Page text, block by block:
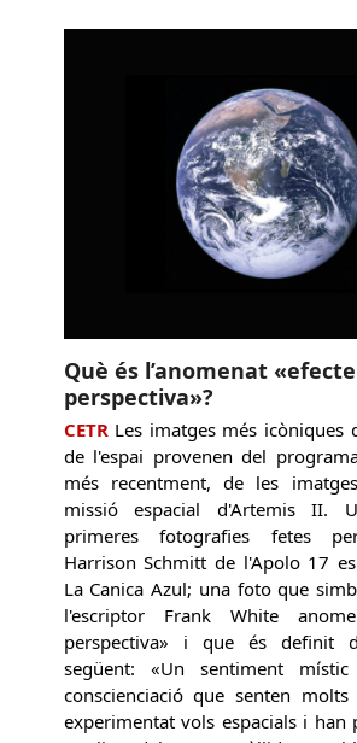
Què és l’anomenat «efecte
perspectiva»?
CETRLes imatges més icòniques
de l'espai provenen del
més recentment, de les
missió espacial d'Artemis II.
primeres fotografies fetes
Harrison Schmitt de l'Apolo 17
La Canica Azul; una foto que
l'escriptor Frank White
perspectiva» i que és definit
següent: «Un sentiment
conscienciació que senten
experimentat vols espacials i han